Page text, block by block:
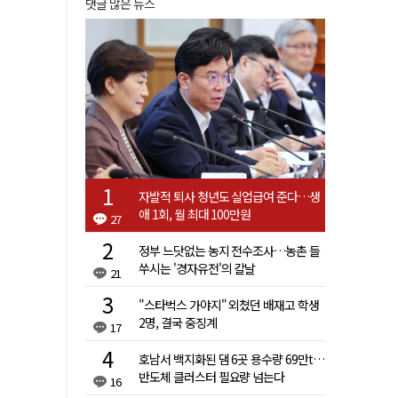
댓글 많은 뉴스
27
자발적 퇴사 청년도 실업급여 준다…생
애 1회, 월 최대 100만원
21
정부 느닷없는 농지 전수조사…농촌 들
쑤시는 '경자유전'의 칼날
17
"스타벅스 가야지" 외쳤던 배재고 학생
2명, 결국 중징계
16
호남서 백지화된 댐 6곳 용수량 69만t…
반도체 클러스터 필요량 넘는다